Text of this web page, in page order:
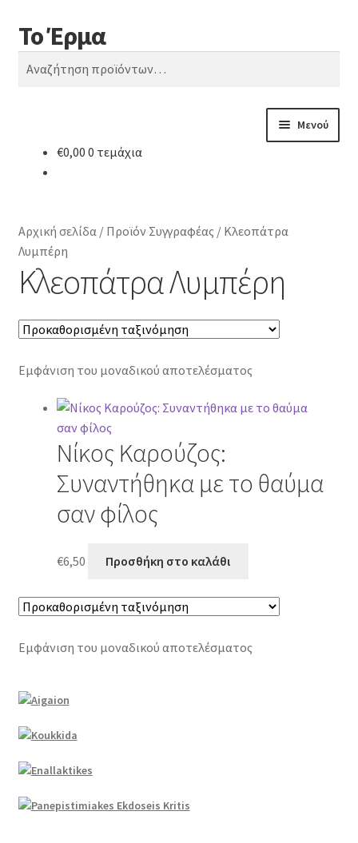
Απευθείας
μετάβαση
στην
Μετάβαση
σε
περιεχόμενο
Το Έρμα
Αναζήτηση
Αναζήτηση
Μενού
Κατηγορίες Βιβλίων
Συχνές Ερωτήσεις
Επικοινωνία
€0,00 0 τεμάχια
Αρχική σελίδα/ Προϊόν Συγγραφέας / Κλεοπάτρα
Λυμπέρη
Κλεοπάτρα Λυμπέρη
Εμφάνιση του μοναδικού αποτελέσματος
Νίκος Καρούζος:
Συναντήθηκα με το θαύμα
σαν φίλος
€6,50 Προσθήκη στο καλάθι
Εμφάνιση του μοναδικού αποτελέσματος